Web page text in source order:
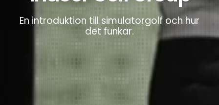
En introduktion till simulatorgolf och hur
det funkar.